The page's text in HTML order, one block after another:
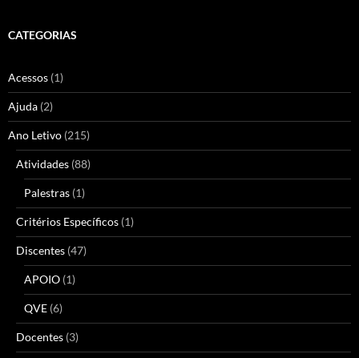
CATEGORIAS
Acessos (1)
Ajuda (2)
Ano Letivo (215)
Atividades (88)
Palestras (1)
Critérios Específicos (1)
Discentes (47)
APOIO (1)
QVE (6)
Docentes (3)